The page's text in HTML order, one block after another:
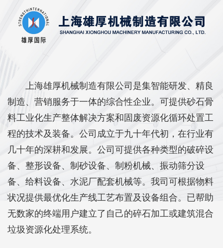
上海雄厚机械制造有限公司是集智能研发、精良
制造、营销服务于一体的综合性企业。可提供砂石骨
料工业化生产整体解决方案和固废资源化循环处置工
程的技术及装备。公司成立于九十年代初，在行业有
几十年的深耕和发展。公司可提供各种类型的破碎设
备、整形设备、制砂设备、制粉机械、振动筛分设
备、给料设备、水泥厂配套机械等。我司可根据物料
状况提供最优化生产线工艺布置及设备组合。已帮助
无数家的终端用户建立了自己的碎石加工或建筑混合
垃圾资源化处理系统。